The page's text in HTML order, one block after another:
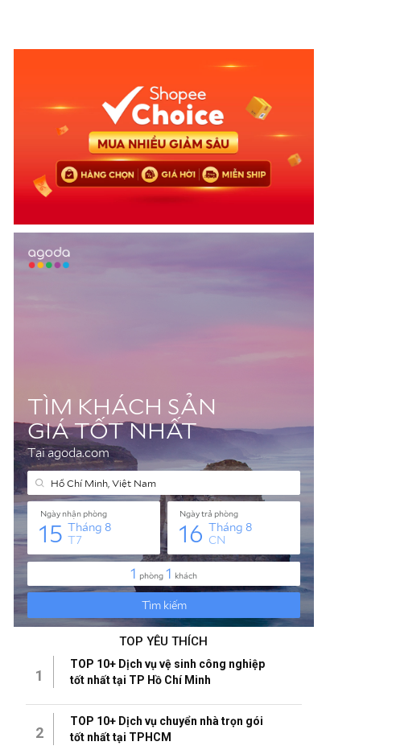
TOP YÊU THÍCH
1
TOP 10+ Dịch vụ vệ sinh công nghiệp
tốt nhất tại TP Hồ Chí Minh
2
TOP 10+ Dịch vụ chuyển nhà trọn gói
tốt nhất tại TPHCM